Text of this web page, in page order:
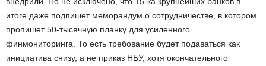
итоге даже подпишет меморандум о сотрудничестве, в котором
пропишет 50-тысячную планку для усиленного
финмониторинга. То есть требование будет подаваться как
инициатива снизу, а не приказ НБУ, хотя окончательного